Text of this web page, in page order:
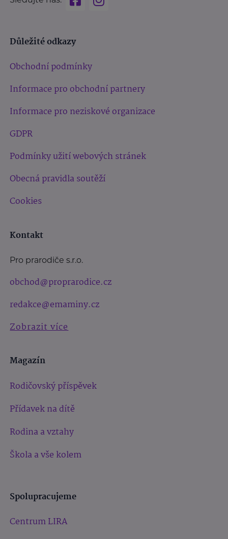
Důležité odkazy
Obchodní podmínky
Informace pro obchodní partnery
Informace pro neziskové organizace
GDPR
Podmínky užití webových stránek
Obecná pravidla soutěží
Cookies
Kontakt
Pro prarodiče s.r.o.
obchod@proprarodice.cz
redakce@emaminy.cz
Zobrazit více
Magazín
Rodičovský příspěvek
Přídavek na dítě
Rodina a vztahy
Škola a vše kolem
Spolupracujeme
Centrum LIRA